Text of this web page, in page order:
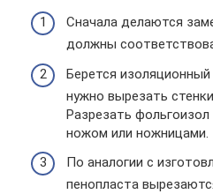
Сначала делаются
должны
Берется
нужно вырезать
Разрезать
ножом или ножницами.
По аналогии с
пенопласта